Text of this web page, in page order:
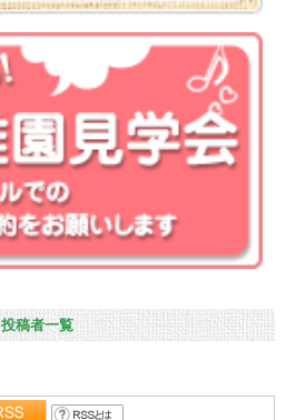
投稿者一覧